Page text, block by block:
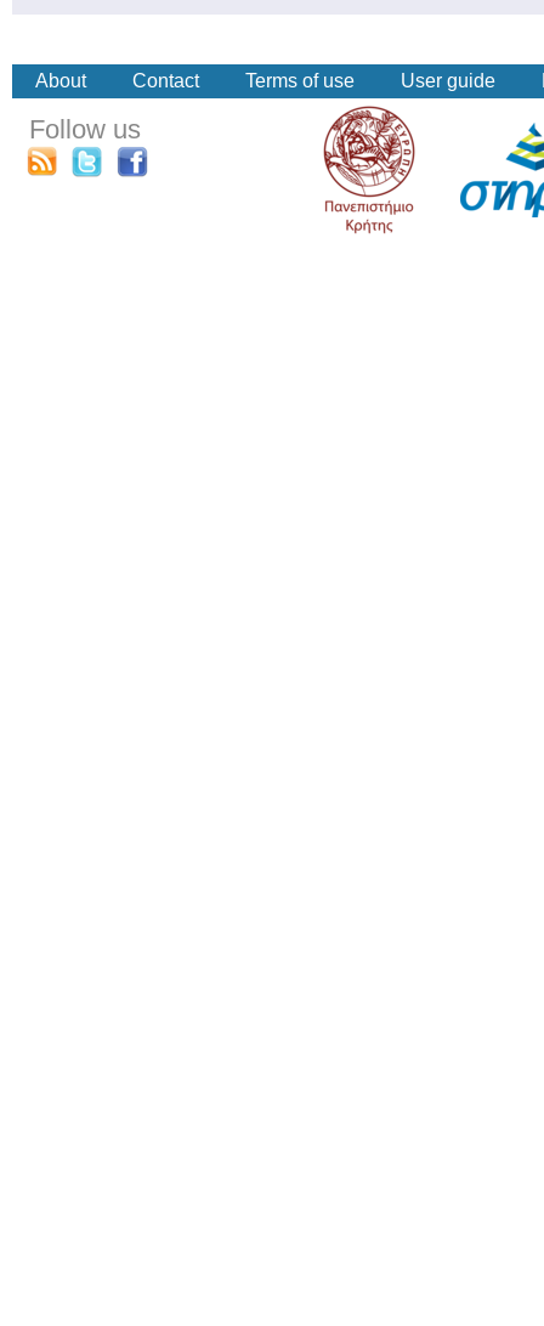
About Contact Terms of use User guide
Follow us